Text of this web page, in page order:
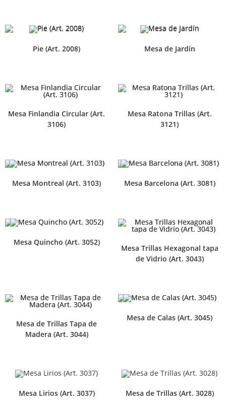
Pie (Art. 2008) Mesa de Jardín
Mesa Finlandia Circular (Art.
3106)
Mesa Ratona Trillas (Art.
3121)
Mesa Montreal (Art. 3103) Mesa Barcelona (Art. 3081)
Mesa Quincho (Art. 3052)
Mesa Trillas Hexagonal tapa
de Vidrio (Art. 3043)
Mesa de Trillas Tapa de
Madera (Art. 3044)
Mesa de Calas (Art. 3045)
Mesa Lirios (Art. 3037) Mesa de Trillas (Art. 3028)